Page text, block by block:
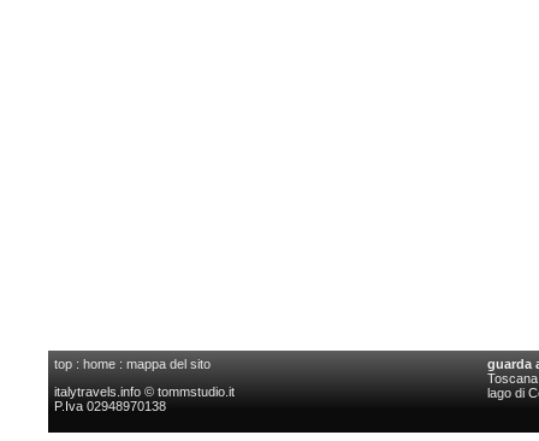
top : home : mappa del sito
italytravels.info © tommstudio.it
P.Iva 02948970138
guarda
lago di